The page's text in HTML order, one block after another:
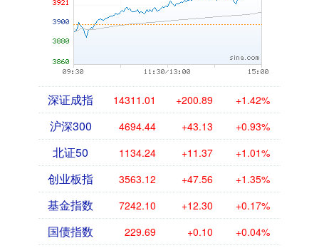
深证成指 14311.01 +200.89 +1.42%
沪深300 4694.44 +43.13 +0.93%
北证50 1134.24 +11.37 +1.01%
创业板指 3563.12 +47.56 +1.35%
基金指数 7242.10 +12.30 +0.17%
国债指数 229.69 +0.10 +0.04%